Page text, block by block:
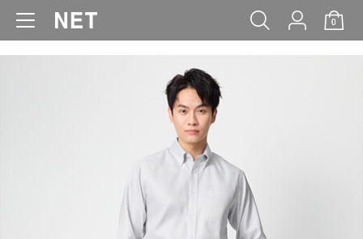
0
WOMEN MEN KIDS BABY